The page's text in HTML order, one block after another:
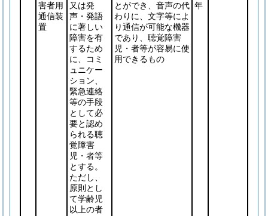
害者用
通信装
置
又は発
声・発語
に著しい
障害を有
するため
に、コミ
ュニケー
ション、
緊急連絡
等の手段
として必
要と認め
られる聴
覚障害
児・者等
とする。
ただし、
原則とし
て学齢児
以上の者
とができ、音声の代
わりに、文字等によ
り通信が可能な機器
であり、聴覚障害
児・者等が容易に使
用できるもの
年